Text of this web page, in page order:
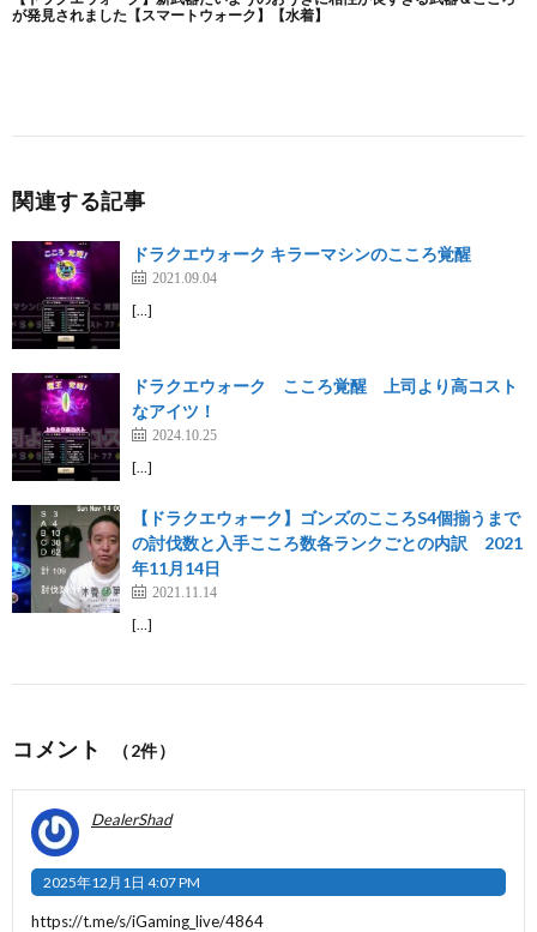
関連する記事
ドラクエウォーク キラーマシンのこころ覚醒
2021.09.04
[…]
ドラクエウォーク こころ覚醒 上司より高コスト
なアイツ！
2024.10.25
[…]
【ドラクエウォーク】ゴンズのこころS4個揃うまで
の討伐数と入手こころ数各ランクごとの内訳 2021
年11月14日
2021.11.14
[…]
コメント （2件）
DealerShad
2025年12月1日 4:07 PM
https://t.me/s/iGaming_live/4864